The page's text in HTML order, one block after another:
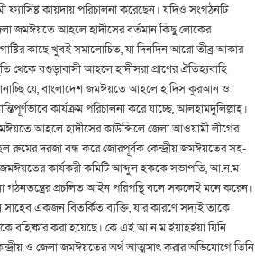
কায়দায় পরিচালনা করেছেন। যদিও সংগঠনটি
জমঈয়তে আহলে হাদীসের বর্তমান কিছু লোকের
কাছে খুবই সমালোচিত, যা দিনদিন আরো তীব্র আকার
থেকে বগুড়াবাসী আহলে হাদীসরা প্রাণের ঐতিহ্যবাহি
যে, বাংলাদেশ জমঈয়তে আহলে হাদিস কুরআন ও
কার্যক্রম পরিচালনা করে যাচ্ছে, আলহামদুলিল্লাহ্।
আহলে হাদীসের কাউন্সিলে জেলা আওয়ামী লীগের
রুমের দরজা বন্ধ করে জোরপূর্বক কেন্দ্রীয় জমঈয়তের সহ-
কার্যকরী কমিটি আব্দুল হককে সভাপতি, আ.ন.ম
গঠনতন্ত্রের প্রচলিত আইন পরিপন্থি বলে সকলেই মনে করেন।
একজন বিতর্কিত ব্যক্তি, যার কারণে সদ্যই তাকে
বহিষ্কার করা হয়েছে। কে এই আ.ন.ম ইয়াহইয়া যিনি
ও জেলা জমঈয়তের অর্থ আত্মসাৎ করার অভিযোগে তিনি